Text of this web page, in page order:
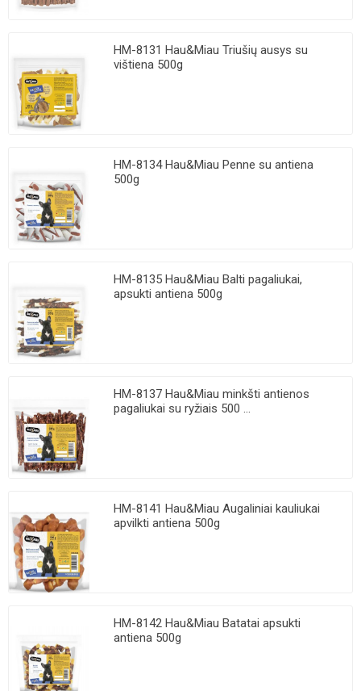
HM-8131 Hau&Miau Triušių ausys su
vištiena 500g
HM-8134 Hau&Miau Penne su antiena
500g
HM-8135 Hau&Miau Balti pagaliukai,
apsukti antiena 500g
HM-8137 Hau&Miau minkšti antienos
pagaliukai su ryžiais 500 ...
HM-8141 Hau&Miau Augaliniai kauliukai
apvilkti antiena 500g
HM-8142 Hau&Miau Batatai apsukti
antiena 500g